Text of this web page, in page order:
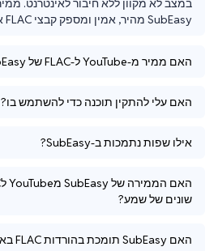
SubEasy מהיר, אמין ומספק קבצי FLAC איכותיים בחינם.
האם ממיר מ-YouTube ל-FLAC של SubEasy בטוח לשימוש?
האם עלי להתקין תוכנה כדי להשתמש בו?
אילו שפות נתמכות ב-SubEasy?
שונים של שמע?
האם SubEasy תומכת בהורדות FLAC באיכות גבוהה?